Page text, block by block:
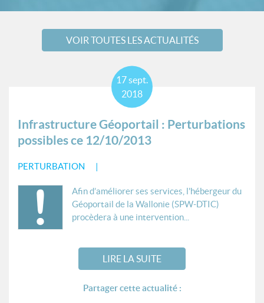
VOIR TOUTES LES ACTUALITÉS
Infrastructure Géoportail : Perturbations
possibles ce 12/10/2013
PERTURBATION
17sept.
2018
Afin d’améliorer ses services, l'hébergeur du
Géoportail de la Wallonie (SPW-DTIC)
procèdera à une intervention...
LIRE LA SUITE
Partager cette actualité :